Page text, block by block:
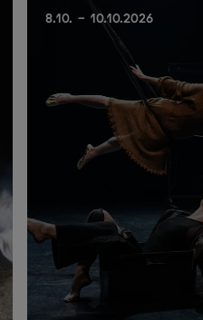
8.10. - 10.10.2026